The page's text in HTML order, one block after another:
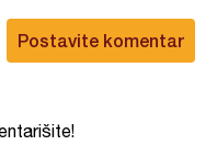
Postavite komentar